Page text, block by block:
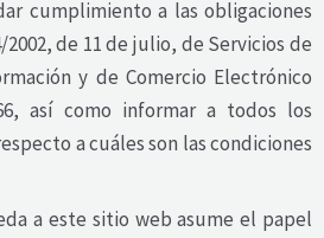
cumplimiento a las obligaciones
de 11 de julio, de Servicios de
y de Comercio Electrónico
así como informar a todos los
a cuáles son las condiciones
a este sitio web asume el papel